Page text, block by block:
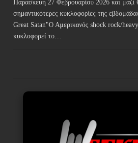
Παρασκευή 27 Φεβρουαρίου 2026 και μαζί
σημαντικότερες κυκλοφορίες της
Great Satan"Ο Αμερικανός shock rock/
κυκλοφορεί το…